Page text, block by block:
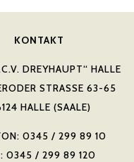
KONTAKT
DREYHAUPT“ HALLE
STRASSE 63-65
HALLE (SAALE)
0345 / 299 89 10
0345 / 299 89 120